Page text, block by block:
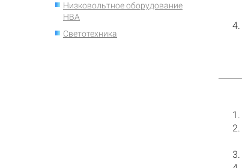
Низковольтное оборудование
НВА
Светотехника